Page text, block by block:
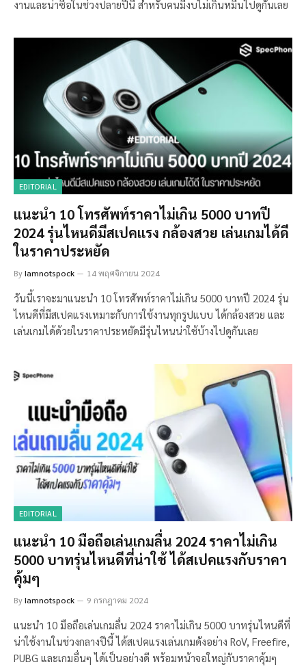
งานและน่าซื้อในช่วงปลายปีนี้ สำหรับคนมีงบไม่เกินหมื่นไปดูกันเลย
EDITORIAL
แนะนำ 10 โทรศัพท์ราคาไม่เกิน 5000 บาทปี
2024 รุ่นไหนดีมีสเปคแรง กล้องสวย เล่นเกมได้ดี
ในราคาประหยัด
ByIamnotspock 14 พฤศจิกายน 2024
วันนี้เราจะมาแนะนำ 10 โทรศัพท์ราคาไม่เกิน 5000 บาทปี 2024 รุ่น
ไหนดีที่มีสเปคแรงเหมาะกับการใช้งานทุกรูปแบบ ได้กล้องสวย และ
เล่นเกมได้ด้วยในราคาประหยัดมีรุ่นไหนน่าใช้บ้างไปดูกันเลย
EDITORIAL
แนะนำ 10 มือถือเล่นเกมลื่น 2024 ราคาไม่เกิน
5000 บาทรุ่นไหนดีที่น่าใช้ ได้สเปคแรงกับราคา
คุ้มๆ
ByIamnotspock 9 กรกฎาคม 2024
แนะนำ 10 มือถือเล่นเกมลื่น 2024 ราคาไม่เกิน 5000 บาทรุ่นไหนดีที่
น่าใช้งานในช่วงกลางปีนี้ ได้สเปคแรงเล่นเกมดังอย่าง RoV, Freefire,
PUBG และเกมอื่นๆ ได้เป็นอย่างดี พร้อมหน้าจอใหญ่กับราคาคุ้มๆ